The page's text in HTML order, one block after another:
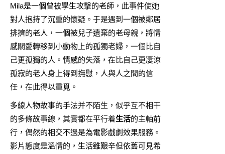
Mila是一個曾被學生攻擊的老師，此事件使她
對人抱持了沉重的懷疑。于是遇到一個被鄰居
排擠的老人，一個被兒子遺棄的老母親，將情
感關愛轉移到小動物上的孤獨老婦，一個比自
己更孤獨的人。情感的失落，在比自己更凄涼
孤寂的老人身上得到撫慰，人與人之間的信
任，在此得以重覓。
多線人物故事的手法并不陌生，似乎互不相干
的多條故事線，其實都在平行着生活的主軸前
行，偶然的相交不過是為電影戲劇效果服務。
影片態度是溫情的，生活雖艱辛但依舊可見希